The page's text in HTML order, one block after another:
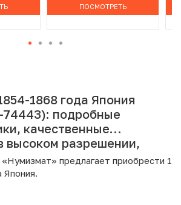
ПОСМОТРЕТЬ
1868 года Япония
74443): подробные
качественные
высоком разрешении,
предлагает приобрести 1
Япония.